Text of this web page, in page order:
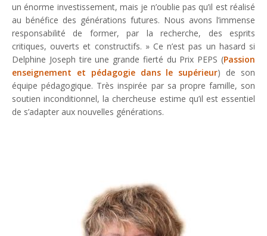
un énorme investissement, mais je n’oublie pas qu’il est réalisé
au bénéfice des générations futures. Nous avons l’immense
responsabilité de former, par la recherche, des esprits
critiques, ouverts et constructifs. » Ce n’est pas un hasard si
Delphine Joseph tire une grande fierté du Prix PEPS (Passion
enseignement et pédagogie dans le supérieur) de son
équipe pédagogique. Très inspirée par sa propre famille, son
soutien inconditionnel, la chercheuse estime qu’il est essentiel
de s’adapter aux nouvelles générations.